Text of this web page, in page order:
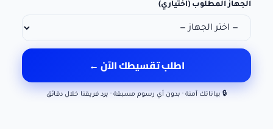
الجهاز المطلوب (اختياري)
اطلب تقسيطك الآن ←
🔒 بياناتك آمنة · بدون أي رسوم مسبقة · يرد فريقنا خلال دقائق